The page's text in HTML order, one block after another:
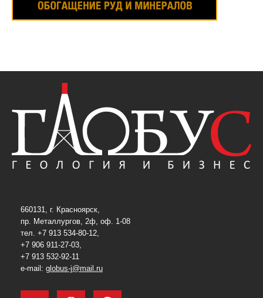
660131, г. Красноярск,
пр. Металлургов, 2ф, оф. 1-08
тел. +7 913 534-80-12,
+7 906 911-27-03,
+7 913 532-92-11
e-mail: globus-j@mail.ru